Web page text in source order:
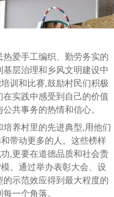
爱手工编织、勤劳务实的
层治理和乡风文明建设中
训和比赛,鼓励村民们积极
实践中感受到自己的价值
共事务的热情和信心。
养村里的先进典型,用他们
带动更多的人。这些榜样
,更要在道德品质和社会责
。通过举办表彰大会、设
示范效应得到最大程度的
一个角落。